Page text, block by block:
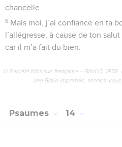
chancelle.
6 Mais moi, j’ai confiance en ta
l’allégresse, à cause de ton salut
car il m’a fait du bien.
© Société biblique française – Bibli’O,
une Bible imprimée, rendez-
Psaumes 14